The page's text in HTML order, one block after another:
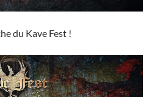
du Kave Fest !